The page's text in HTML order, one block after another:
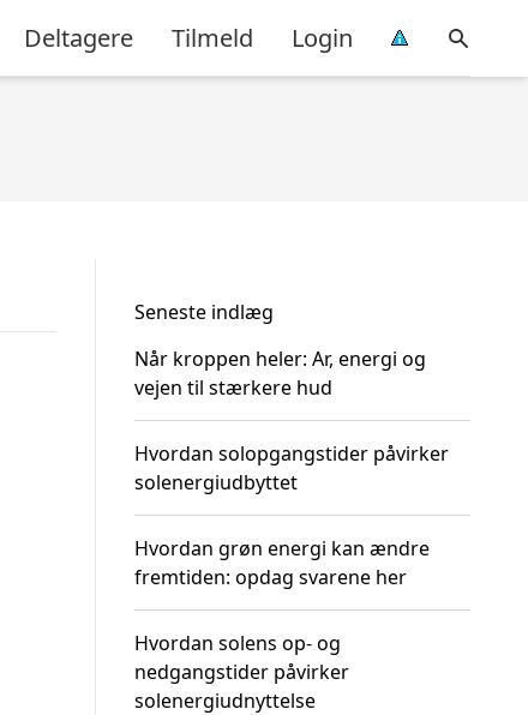
Deltagere Tilmeld Login
Seneste indlæg
Når kroppen heler: Ar, energi og
vejen til stærkere hud
Hvordan solopgangstider påvirker
solenergiudbyttet
Hvordan grøn energi kan ændre
fremtiden: opdag svarene her
Hvordan solens op- og
nedgangstider påvirker
solenergiudnyttelse